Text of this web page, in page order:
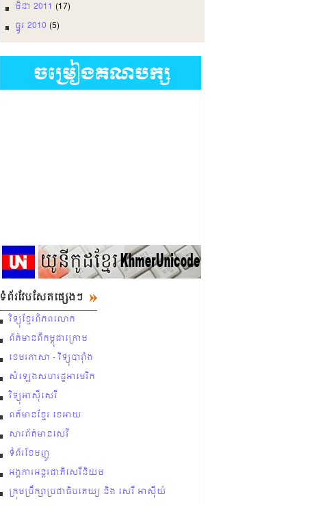
មិនា 2011 (17)
ធ្នូរ 2010 (5)
ទំព័រវែបសែតផ្សេងៗ
វិទ្យុខ្មែរពិភពលោក
ព័ត៌មានពីកម្ពុជាក្រោម
ខេមរភាសា - វិទ្យុបារ៉ាំង
សំឡេងសហរដ្ឋអាមេរិក
វិទ្យុអាស៊ីសេរី
ពត័មានខ្មែរ ខេអាយ
សារព័ត៌មានសេរី
ទំព័រខែមញូ
អង្គការអន្ដរជាតិសេរីនិយម
ក្រុមប្រឹក្សាប្រជាធិបតេយ្យ និង សេរី អាស៊ីយ៏